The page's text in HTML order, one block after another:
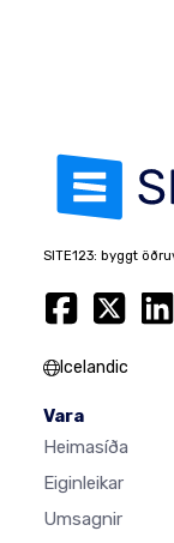
SITE123: byggt
Icelandic
Vara
Heimasíða
Eiginleikar
Umsagnir